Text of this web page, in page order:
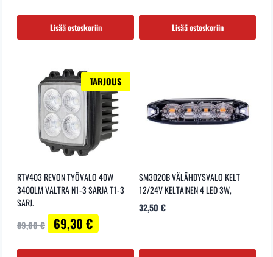
Lisää ostoskoriin
75,00 €.
65,00 €.
Lisää ostoskoriin
TARJOUS
RTV403 REVON TYÖVALO 40W
3400LM VALTRA N1-3 SARJA T1-3
SARJ.
89,00€Alkuperäinen
hinta
oli:
69,30 € Nykyinen
hinta
on:
SM3020B VÄLÄHDYSVALO KELT
12/24V KELTAINEN 4 LED 3W,
32,50 €